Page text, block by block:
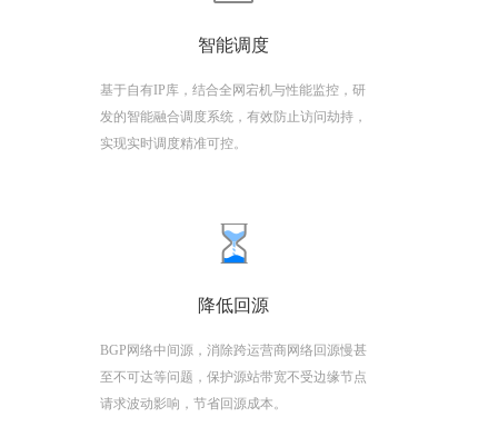
智能调度
基于自有IP库，结合全网宕机与性能监控，研
发的智能融合调度系统，有效防止访问劫持，
实现实时调度精准可控。
降低回源
BGP网络中间源，消除跨运营商网络回源慢甚
至不可达等问题，保护源站带宽不受边缘节点
请求波动影响，节省回源成本。